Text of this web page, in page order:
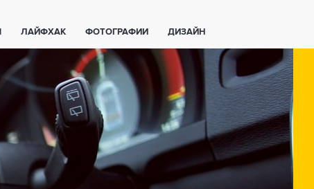
ЛАЙФХАК ФОТОГРАФИИ ДИЗАЙН
ВАЖНО ЗНАТЬ СПОРТ СМАРТФОНЫ ПОЛЕЗНОЕ